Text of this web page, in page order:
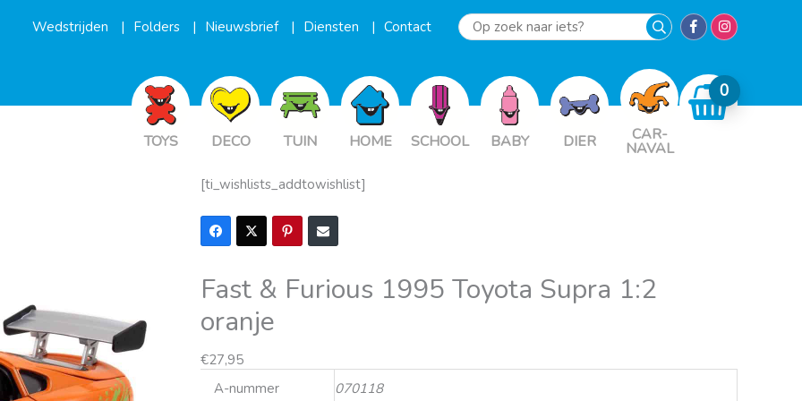
Wedstrijden Folders Nieuwsbrief Diensten Contact
Op
iets?
TOYS DECO TUIN HOME SCHOOL BABY DIER CAR-
NAVAL
[ti_wishlists_addtowishlist]
Fast & Furious 1995 Toyota Supra 1:2
oranje
€27,95
A-nummer
070118